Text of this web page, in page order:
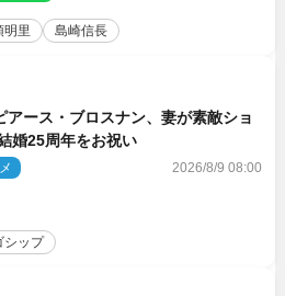
明里 島崎信長
アース・ブロスナン、妻が素敵ショ
婚25周年をお祝い
2026/8/9 08:00
シップ